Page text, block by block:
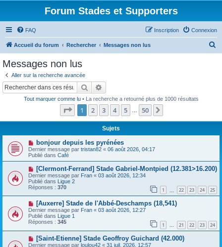
Forum Stades et Supporters
FAQ Connexion
Inscription
Accueil du forum Rechercher Messages non lus
Messages non lus
Aller sur la recherche avancée
Rechercher
Tout marquer comme lu• La recherche a retourné plus de 1000 résultats
Page 1sur50
1 2 3 4 5 50
Sujets
N
o
u
v
e
u
m
e
s
s
a
g
e
bonjour depuis les pyrénées
Dernier message par tristan82 « 06 août 2026, 04:17
Publié dans Café
N
o
u
v
e
a
m
e
s
s
a
e
[Clermont-Ferrand] Stade Gabriel-Montpied (12.381>16.200)
Dernier message par Fran « 03 août 2026, 12:34
Publié dans Ligue 2
Réponses : 370 1 22 23 24 25
N
o
u
v
e
a
u
m
[Auxerre] Stade de l'Abbé-Deschamps (18,541)
Dernier message par Fran « 03 août 2026, 12:27
Publié dans Ligue 1
Réponses : 345 1 … 21 22 23 24
N
o
[Saint-Etienne] Stade Geoffroy Guichard (42.000)
Dernier message par loulou42 « 31 juil. 2026, 12:57